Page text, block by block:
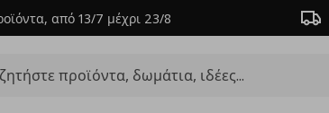
από 13/7 μέχρι 23/8